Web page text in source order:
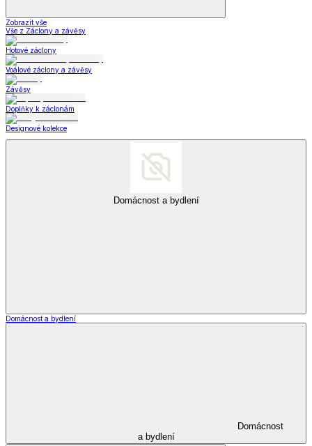
Zobrazit vše
Vše z Záclony a závěsy
Hotové záclony
Voálové záclony a závěsy
Závěsy
Doplňky k záclonám
Designové kolekce
Domácnost a bydlení
Domácnost a bydlení
Domácnost
a bydlení